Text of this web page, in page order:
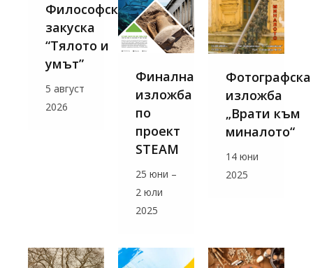
Философска
закуска
“Тялото и
умът”
5 август
2026
Финална
изложба
по
проект
STEAM
25 юни –
2 юли
2025
Фотографска
изложба
„Врати към
миналото“
14 юни
2025